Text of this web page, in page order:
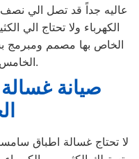
عاليه جداً قد تصل الي
الكهرباء ولا تحتاج الي
الخاص بها مصمم ومبرمج
الخامس للبيت المصري.
صيانة
لا تحتاج غسالة اطباق